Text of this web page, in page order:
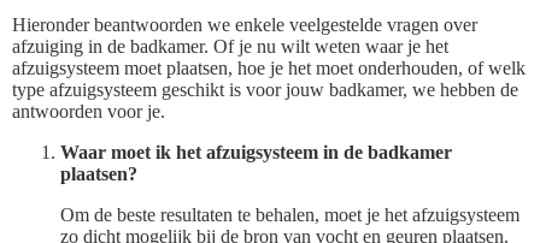
Hieronder beantwoorden we enkele veelgestelde vragen over
afzuiging in de badkamer. Of je nu wilt weten waar je het
afzuigsysteem moet plaatsen, hoe je het moet onderhouden, of welk
type afzuigsysteem geschikt is voor jouw badkamer, we hebben de
antwoorden voor je.
Waar moet ik het afzuigsysteem in de badkamer
plaatsen?
Om de beste resultaten te behalen, moet je het afzuigsysteem
zo dicht mogelijk bij de bron van vocht en geuren plaatsen.